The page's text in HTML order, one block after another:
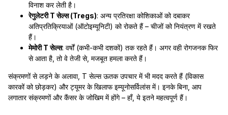
विनाश कर लेती है।
रेगुलेटरी T सेल्स (Tregs): अन्य प्रतिरक्षा कोशिकाओं को दबाकर
अतिप्रतिक्रियाओं (ऑटोइम्यूनिटी) को रोकते हैं – चीजों को नियंत्रण में रखते
हैं।
मेमोरी T सेल्स: वर्षों (कभी-कभी दशकों) तक रहते हैं। अगर वही रोगजनक फिर
से आता है, तो वे तेजी से, मजबूत हमला करते हैं।
संक्रमणों से लड़ने के अलावा, T सेल्स ऊतक उपचार में भी मदद करते हैं (विकास
कारकों को छोड़कर) और ट्यूमर के खिलाफ इम्यूनोसर्विलांस में। इनके बिना, आप
लगातार संक्रमणों और कैंसर के जोखिम में होंगे – हाँ, ये इतने महत्वपूर्ण हैं।